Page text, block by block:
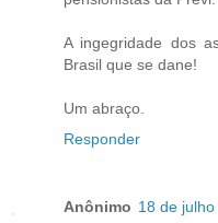
A ingegridade dos
Brasil que se dane!
Um abraço.
Responder
Anônimo 18 de